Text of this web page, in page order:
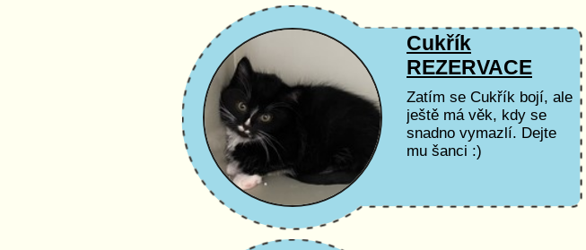
Cukřík
REZERVACE
Zatím se Cukřík bojí, ale
ještě má věk, kdy se
snadno vymazlí. Dejte
mu šanci :)